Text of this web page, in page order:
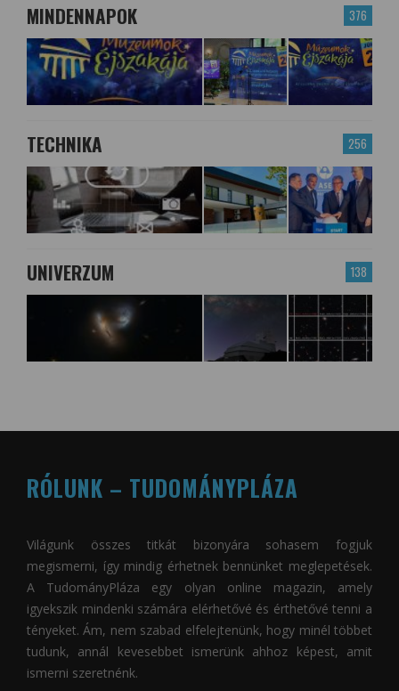
376
MINDENNAPOK
256
TECHNIKA
138
UNIVERZUM
RÓLUNK – TUDOMÁNYPLÁZA
Világunk összes titkát bizonyára sohasem fogjuk
megismerni, így mindig érhetnek bennünket meglepetések.
A TudományPláza egy olyan online magazin, amely
igyekszik mindenki számára elérhetővé és érthetővé tenni a
tényeket. Ám, nem szabad elfelejtenünk, hogy minél többet
tudunk, annál kevesebbet ismerünk ahhoz képest, amit
ismerni szeretnénk.